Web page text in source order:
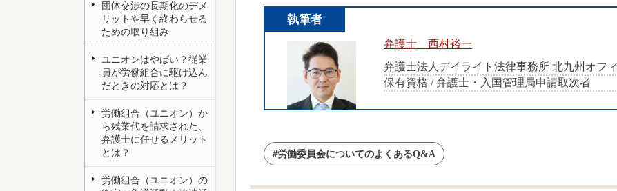
執筆者
弁護士 西村裕一
弁護士法人デイライト法律事務所 北九州オフ
保有資格 / 弁護士・入国管理局申請取次者
#労働委員会についてのよくあるQ&A
団体交渉の長期化のデメ
リットや早く終わらせる
ための取り組み
ユニオンはやばい？従業
員が労働組合に駆け込ん
だときの対応とは？
労働組合（ユニオン）か
ら残業代を請求された、
弁護士に任せるメリット
とは？
労働組合（ユニオン）の